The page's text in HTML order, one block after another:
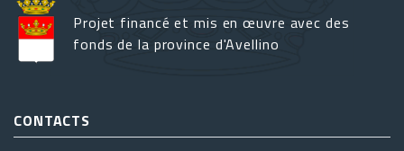
Projet financé et mis en œuvre avec des
fonds de la province d'Avellino
CONTACTS